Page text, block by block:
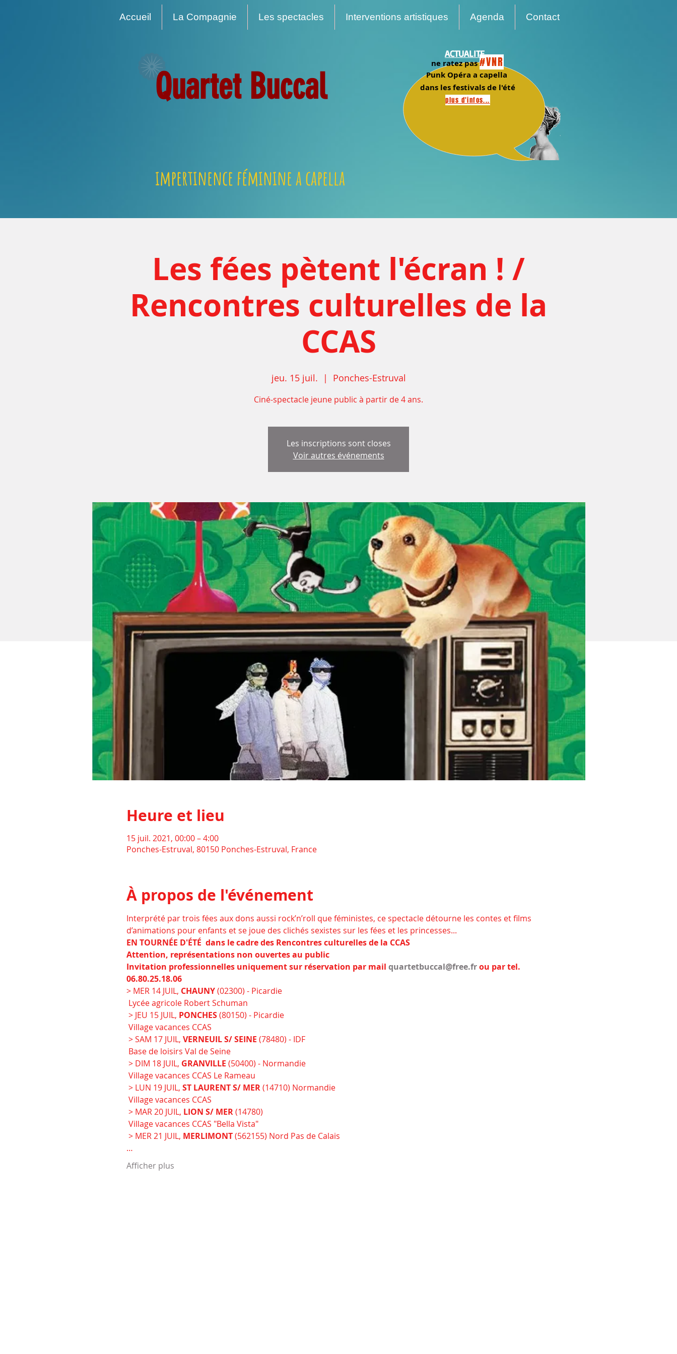
Accueil La Compagnie Les spectacles Interventions artistiques Agenda Contact
ACTUALITE
Quartet Buccal
ne ratez pas#VNR
Punk Opéra a capella
dans les festivals de l'été
plus d'infos...
impertinence féminine a capella
Les fées pètent l'écran ! /
Rencontres culturelles de la
CCAS
jeu. 15 juil.
  |
Ponches-Estruval
Ciné-spectacle jeune public à partir de 4 ans.
Les inscriptions sont closes
Voir autres événements
Heure et lieu
15 juil. 2021, 00:00 – 4:00
Ponches-Estruval, 80150 Ponches-Estruval, France
À propos de l'événement
Interprété par trois fées aux dons aussi rock’n’roll que féministes, ce spectacle détourne les contes et films
d’animations pour enfants et se joue des clichés sexistes sur les fées et les princesses...
EN TOURNÉE D'ÉTÉ dans le cadre des Rencontres culturelles de la CCAS
Attention, représentations non ouvertes au public
Invitation professionnelles uniquement sur réservation par mail quartetbuccal@free.fr ou par tel.
06.80.25.18.06
> MER 14 JUIL, CHAUNY (02300) - Picardie
> JEU 15 JUIL, PONCHES (80150) - Picardie
> SAM 17 JUIL, VERNEUIL S/ SEINE (78480) - IDF
> DIM 18 JUIL, GRANVILLE (50400) - Normandie
> LUN 19 JUIL, ST LAURENT S/ MER (14710) Normandie
> MAR 20 JUIL, LION S/ MER (14780)
> MER 21 JUIL, MERLIMONT (562155) Nord Pas de Calais
…
Afficher plus